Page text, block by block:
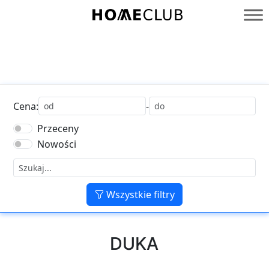
Homeclub
Cena:
-
Przeceny
Nowości
Wszystkie filtry
DUKA